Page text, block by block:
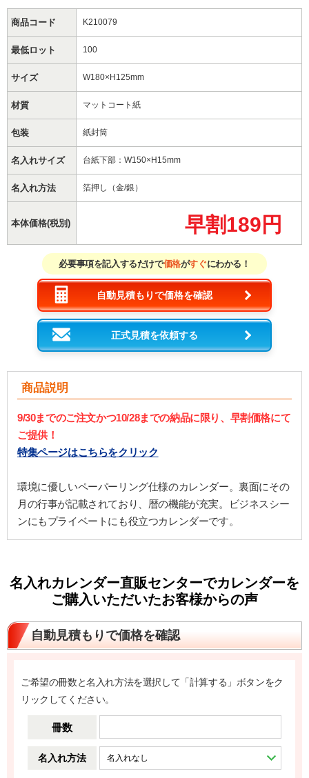
商品コード K210079
最低ロット 100
サイズ W180×H125mm
材質 マットコート紙
包装 紙封筒
名入れサイズ 台紙下部：W150×H15mm
名入れ方法 箔押し（金/銀）
本体価格(税別) 早割189円
必要事項を記入するだけで価格がすぐにわかる！
自動見積もりで価格を確認
正式見積を依頼する
商品説明
9/30までのご注文かつ10/28までの納品に限り、早割価格にて
ご提供！
特集ページはこちらをクリック
環境に優しいペーパーリング仕様のカレンダー。裏面にその
月の行事が記載されており、暦の機能が充実。ビジネスシー
ンにもプライベートにも役立つカレンダーです。
名入れカレンダー直販センターでカレンダーを
ご購入いただいたお客様からの声
自動見積もりで価格を確認
ご希望の冊数と名入れ方法を選択して「計算する」ボタンをク
リックしてください。
冊数
名入れ方法